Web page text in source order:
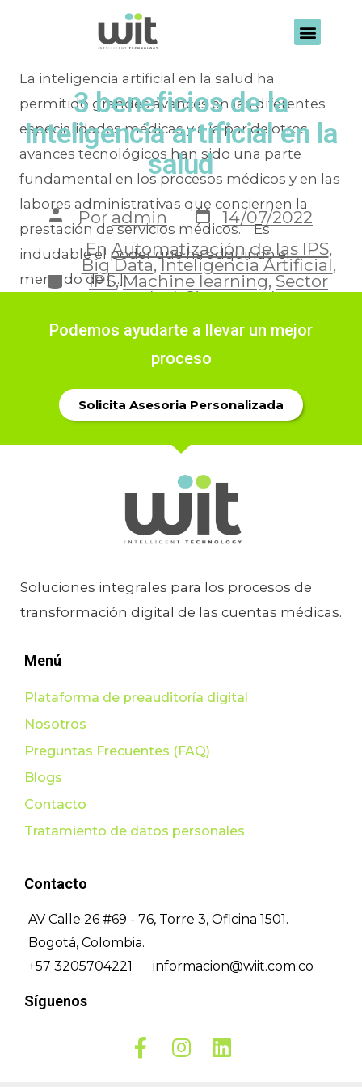
Etiqueta: IA
3 beneficios de la
Inteligencia artificial en la
salud
Por admin
14/07/2022
EnAutomatización de las IPS,
Big Data,Inteligencia Artificial,
IPS,Machine learning, Sector
salud,Sistemas de
La inteligencia artificial en la salud ha
permitido grandes avances en las diferentes
especialidades médicas y a la par de otros
avances tecnológicos han sido una parte
fundamental en los procesos médicos y en las
labores administrativas que conciernen la
prestación de servicios médicos. Es
indudable el poder que ha adquirido el
mercado de […]
Podemos ayudarte a llevar un mejor
proceso
Solicita Asesoria Personalizada
Soluciones integrales para los procesos de
transformación digital de las cuentas médicas.
Menú
Plataforma de preauditoría digital
Nosotros
Preguntas Frecuentes (FAQ)
Blogs
Contacto
Tratamiento de datos personales
Contacto
AV Calle 26 #69 - 76, Torre 3, Oficina 1501.
Bogotá, Colombia.
+57 3205704221
informacion@wiit.com.co
Síguenos